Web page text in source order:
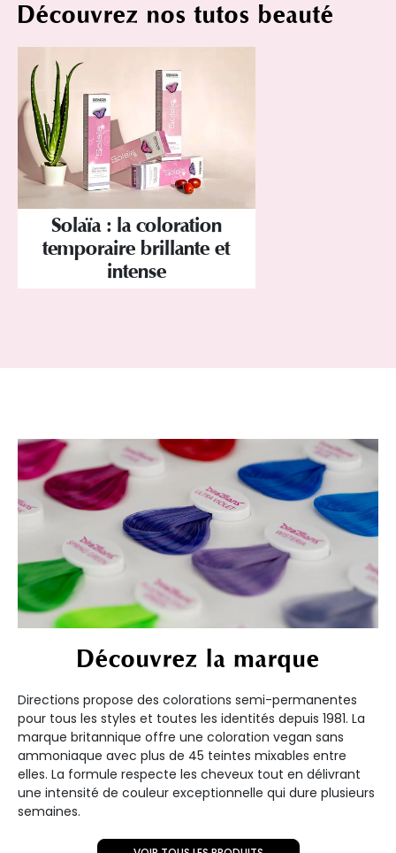
Découvrez nos tutos beauté
Solaïa : la coloration
temporaire brillante et
intense
Découvrez la marque
Directions propose des colorations semi-permanentes
pour tous les styles et toutes les identités depuis 1981. La
marque britannique offre une coloration vegan sans
ammoniaque avec plus de 45 teintes mixables entre
elles. La formule respecte les cheveux tout en délivrant
une intensité de couleur exceptionnelle qui dure plusieurs
semaines.